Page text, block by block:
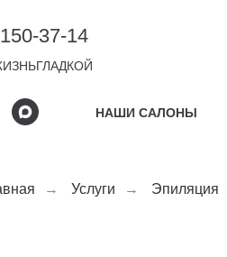
150-37-14
НАШИ САЛОНЫ
→ Услуги → Эпиляция